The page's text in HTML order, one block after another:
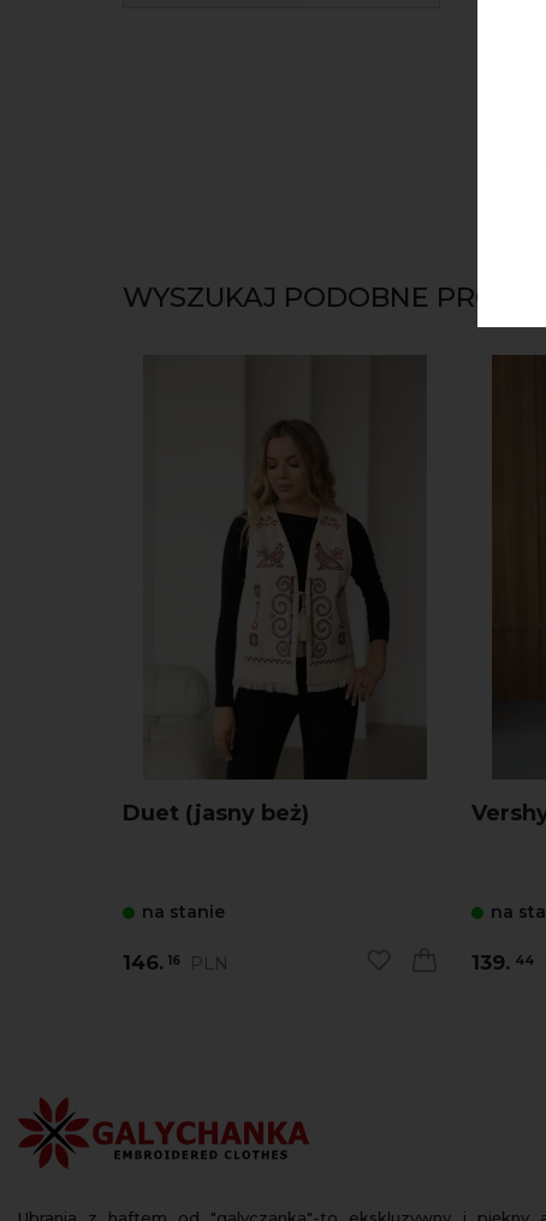
WYSZUKAJ PODOBNE
Duet (jasny beż)
na stanie
146. 16 PLN
na
139. 44
Ubrania z haftem od "galyczanka"-to ekskluzywny i piękny